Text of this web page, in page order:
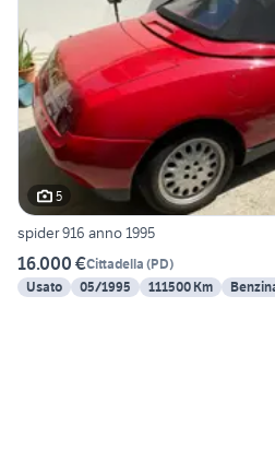
5
spider 916 anno 1995
16.000 €Cittadella (PD)
Usato
05/1995 111500 Km